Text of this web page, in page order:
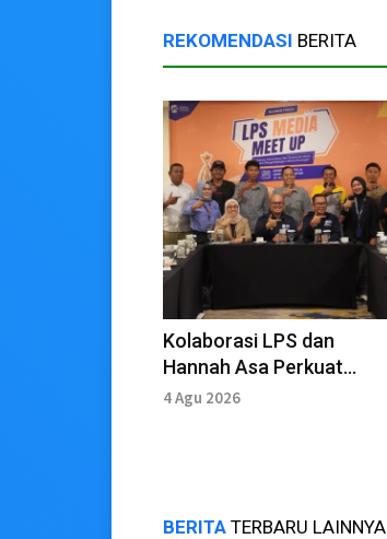
REKOMENDASI BERITA
Kolaborasi LPS dan
Hannah Asa Perkuat
Literasi Keuangan Media
4 Agu 2026
BERITA TERBARU LAINNYA